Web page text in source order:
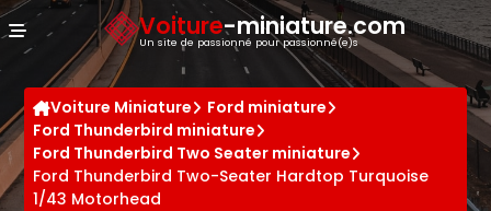
Voiture-miniature.com
Un site de passionné pour passionné(e)s
Voiture Miniature
Ford miniature
Ford Thunderbird miniature
Ford Thunderbird Two Seater miniature
Ford Thunderbird Two-Seater Hardtop Turquoise
1/43 Motorhead
Panneau de gestion des cookies